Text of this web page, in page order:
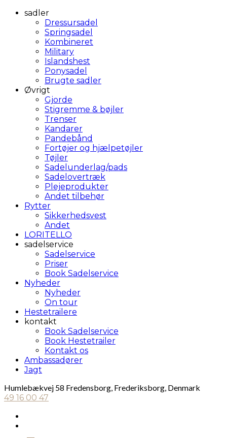
sadler
Dressursadel
Springsadel
Kombineret
Military
Islandshest
Ponysadel
Brugte sadler
Øvrigt
Gjorde
Stigremme & bøjler
Trenser
Kandarer
Pandebånd
Fortøjer og hjælpetøjler
Tøjler
Sadelunderlag/pads
Sadelovertræk
Plejeprodukter
Andet tilbehør
Rytter
Sikkerhedsvest
Andet
LORITELLO
sadelservice
Sadelservice
Priser
Book Sadelservice
Nyheder
Nyheder
On tour
Hestetrailere
kontakt
Book Sadelservice
Book Hestetrailer
Kontakt os
Ambassadører
Jagt
Humlebækvej 58 Fredensborg, Frederiksborg, Denmark
49 16 00 47